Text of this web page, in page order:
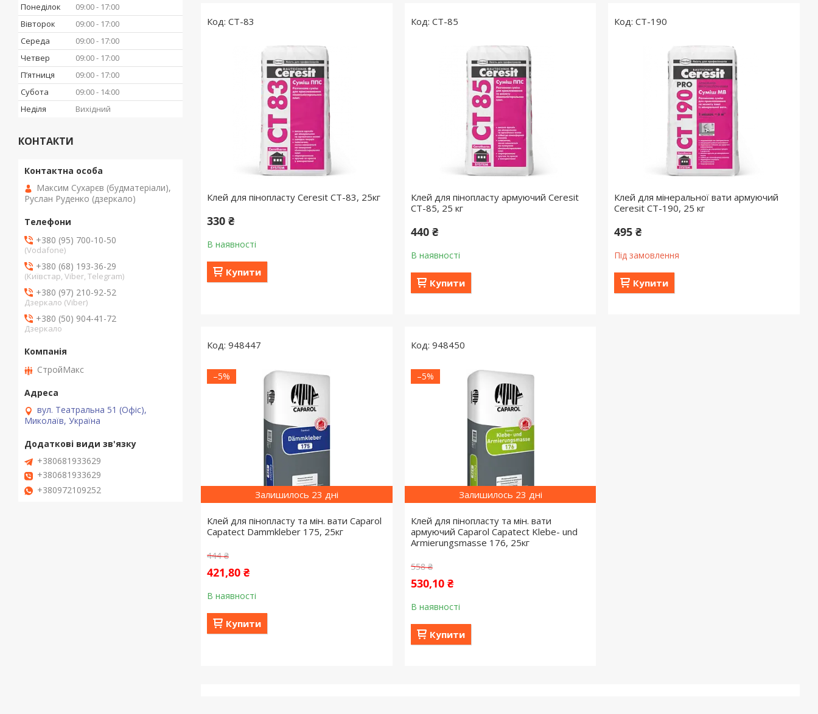
CT-83
Клей для пінопласту Ceresit СТ-83, 25кг
330 ₴
В наявності
Купити
CT-85
Клей для пінопласту армуючий Ceresit
СТ-85, 25 кг
440 ₴
В наявності
Купити
CT-190
Клей для мінеральної вати армуючий
Ceresit СТ-190, 25 кг
495 ₴
Під замовлення
Купити
948447
Залишилось 23 дні
–5%
Клей для пінопласту та мін. вати Caparol
Capatect Dammkleber 175, 25кг
444 ₴
421,80 ₴
В наявності
Купити
948450
Залишилось 23 дні
–5%
Клей для пінопласту та мін. вати
армуючий Caparol Capatect Klebe- und
Armierungsmasse 176, 25кг
558 ₴
530,10 ₴
В наявності
Купити
Понеділок 09:00
17:00
Вівторок
09:00
17:00
Середа
09:00
17:00
Четвер
09:00
17:00
Пʼятниця
09:00
17:00
Субота
09:00
14:00
Неділя
Вихідний
КОНТАКТИ
Максим Сухарєв (будматеріали),
Руслан Руденко (дзеркало)
+380 (95) 700-10-50
(Vodafone)
+380 (68) 193-36-29
(Київстар, Viber, Telegram)
+380 (97) 210-92-52
Дзеркало (Viber)
+380 (50) 904-41-72
Дзеркало
СтройМакс
вул. Театральна 51 (Офіс),
Миколаїв, Україна
+380681933629
+380681933629
+380972109252